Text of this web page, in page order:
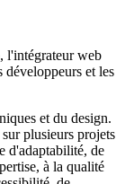
l'intégrateur web
et les
et du design.
plusieurs projets
d'adaptabilité, de
à la qualité